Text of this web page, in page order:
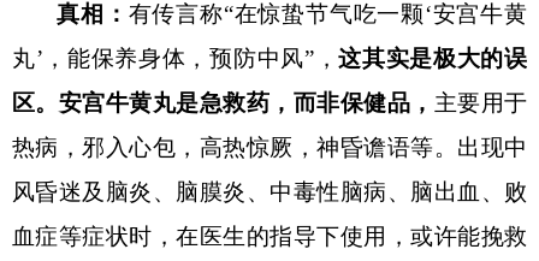
真相： 有传言称“在惊蛰节气吃一颗‘安宫牛黄
丸’，能保养身体，预防中风”，这其实是极大的误
区。安宫牛黄丸是急救药，而非保健品， 主要用于
热病，邪入心包，高热惊厥，神昏谵语等。出现中
风昏迷及脑炎、脑膜炎、中毒性脑病、脑出血、败
血症等症状时，在医生的指导下使用，或许能挽救